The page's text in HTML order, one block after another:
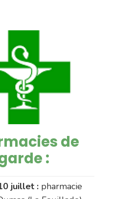
de
:
juillet : pharmacie